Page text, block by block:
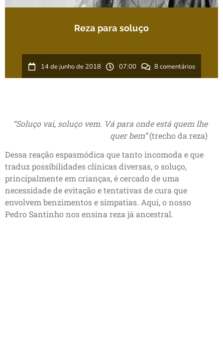
Reza para soluço
14 de junho de 2018 07:00 8 comentários
“Soluço vai, soluço vem. Vá para onde está quem lhe
quer bem”(trecho da reza)
Dessa reação espasmódica que tanto incomoda e que
traduz possibilidades clínicas diversas, o soluço,
principalmente em crianças, é cercado de uma
necessidade de evitação e tentativas de cura que
envolvem benzimentos e simpatias. Aqui, o nosso
Pedro Santinho nos ensina reza já ancestral.